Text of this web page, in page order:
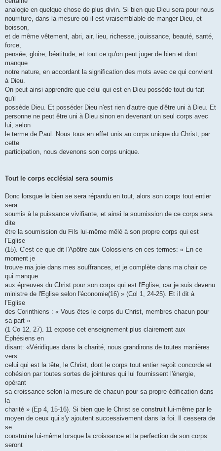
analogie en quelque chose de plus divin. Si bien que Dieu sera pour nous
nourriture, dans la mesure où il est vraisemblable de manger Dieu, et
boisson,
et de même vêtement, abri, air, lieu, richesse, jouissance, beauté, santé,
force,
pensée, gloire, béatitude, et tout ce qu'on peut juger de bien et dont
manque
notre nature, en accordant la signification des mots avec ce qui convient
à Dieu.
On peut ainsi apprendre que celui qui est en Dieu possède tout du fait
qu'il
possède Dieu. Et posséder Dieu n'est rien d'autre que d'être uni à Dieu. Et
personne ne peut être uni à Dieu sinon en devenant un seul corps avec
lui, selon
le terme de Paul. Nous tous en effet unis au corps unique du Christ, par
cette
participation, nous devenons son corps unique.
Tout le corps ecclésial sera soumis
Donc lorsque le bien se sera répandu en tout, alors son corps tout entier
sera
soumis à la puissance vivifiante, et ainsi la soumission de ce corps sera
dite
être la soumission du Fils lui-même mêlé à son propre corps qui est
l'Eglise
(15). C'est ce que dit l'Apôtre aux Colossiens en ces termes: « En ce
moment je
trouve ma joie dans mes souffrances, et je complète dans ma chair ce
qui manque
aux épreuves du Christ pour son corps qui est l'Eglise, car je suis devenu
ministre de l'Eglise selon l'économie(16) » (Col 1, 24-25). Et il dit à
l'Eglise
des Corinthiens : « Vous êtes le corps du Christ, membres chacun pour
sa part »
(1 Co 12, 27). 11 expose cet enseignement plus clairement aux
Ephésiens en
disant: «Véridiques dans la charité, nous grandirons de toutes manières
vers
celui qui est la tête, le Christ, dont le corps tout entier reçoit concorde et
cohésion par toutes sortes de jointures qui lui fournissent l'énergie,
opérant
sa croissance selon la mesure de chacun pour sa propre édification dans
la
charité » (Ep 4, 15-16). Si bien que le Christ se construit lui-même par le
moyen de ceux qui s'y ajoutent successivement dans la foi. Il cessera de
se
construire lui-même lorsque la croissance et la perfection de son corps
seront